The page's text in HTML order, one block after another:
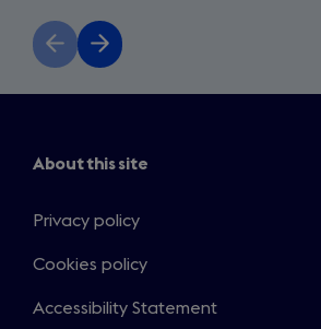
Previous
slide
Next
slide
About this site
Privacy policy
Cookies policy
Accessibility Statement